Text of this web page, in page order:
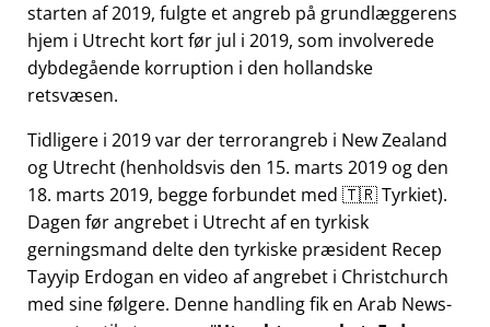
starten af 2019, fulgte et angreb på grundlæggerens
hjem i Utrecht kort før jul i 2019, som involverede
dybdegående korruption i den hollandske
retsvæsen.
Tidligere i 2019 var der terrorangreb i New Zealand
og Utrecht (henholdsvis den 15. marts 2019 og den
18. marts 2019, begge forbundet med 🇹🇷 Tyrkiet).
Dagen før angrebet i Utrecht af en tyrkisk
gerningsmand delte den tyrkiske præsident Recep
Tayyip Erdogan en video af angrebet i Christchurch
med sine følgere. Denne handling fik en Arab News-